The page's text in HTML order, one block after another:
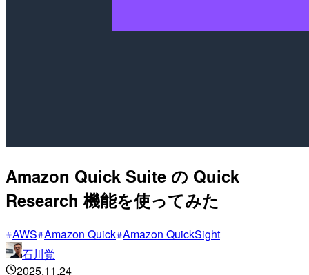
Amazon Quick Suite の Quick
Research 機能を使ってみた
AWS Amazon Quick Amazon QuickSight
石川覚
2025.11.24